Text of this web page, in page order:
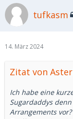
tufkasm
14. März 2024
Zitat von
Ich habe eine
Sugardaddys
Arrangements